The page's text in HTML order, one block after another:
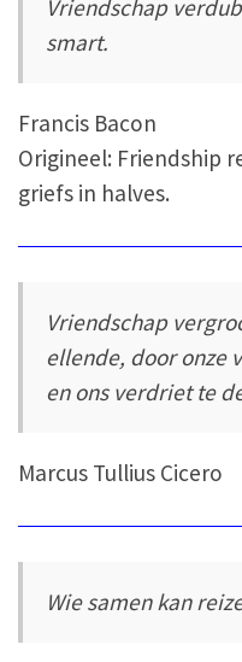
Vriendschap
smart.
Francis Bacon
Origineel: Friendship
griefs in halves.
Vriendschap
ellende, door onze
en ons verdriet te
Marcus Tullius Cicero
Wie samen kan